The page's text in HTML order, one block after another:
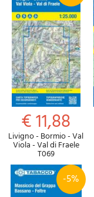
€ 11,88
Livigno - Bormio - Val
Viola - Val di Fraele
T069
-5%